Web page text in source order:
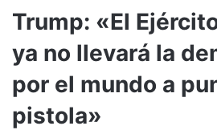
Trump: «El
ya no llevará la
por el mundo a
pistola»